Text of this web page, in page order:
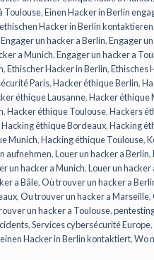
Toulouse,Einen Hacker in Berlin
Hacker in Berlin kontaktieren,
Engager un hacker a Berlin,Engager
a Munich,Engager un hacker a
,Ethischer Hacker in Berlin,Ethisches
Paris,Hacker éthique Berlin,
éthique Lausanne,Hacker éthique
,Hacker éthique Toulouse,Hackers
Hacking éthique Bordeaux,Hacking
Munich,Hacking éthique Toulouse,
aufnehmen,Louer un hacker a Berlin,
un hacker a Munich,Louer un hacker
a Bâle,Où trouver un hacker a
,Ou trouver un hacker a Marseille,
un hacker a Toulouse,
,Services cybersécurité Europe,
Hacker in Berlin kontaktiert,Wo